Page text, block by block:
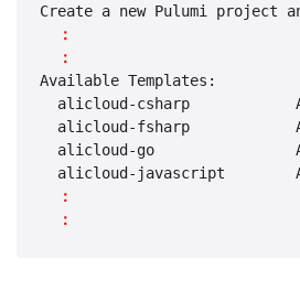
Create a new Pulumi project
：
：
Available Templates:
alicloud-csharp
alicloud-fsharp
alicloud-go
alicloud-javascript
：
：